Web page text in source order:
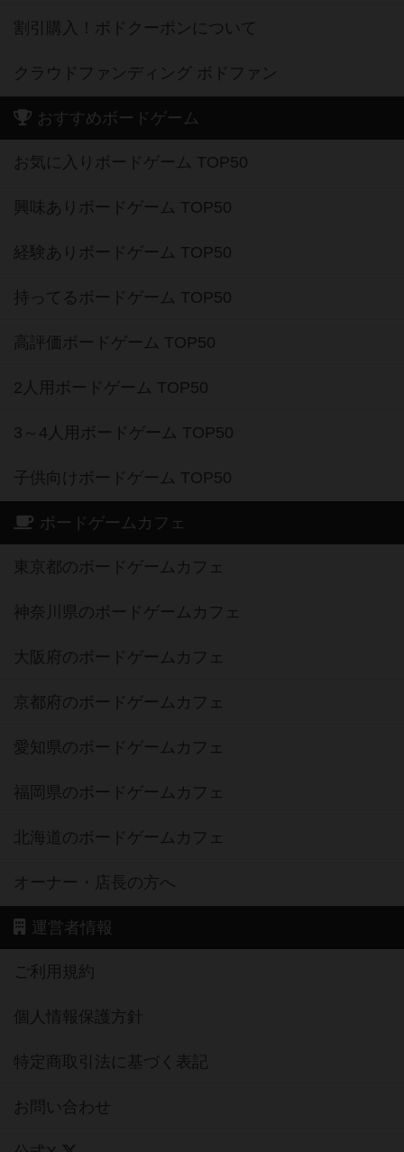
割引購入！ボドクーポンについて
クラウドファンディング ボドファン
おすすめボードゲーム
お気に入りボードゲーム TOP50
興味ありボードゲーム TOP50
経験ありボードゲーム TOP50
持ってるボードゲーム TOP50
高評価ボードゲーム TOP50
2人用ボードゲーム TOP50
3～4人用ボードゲーム TOP50
子供向けボードゲーム TOP50
ボードゲームカフェ
東京都のボードゲームカフェ
神奈川県のボードゲームカフェ
大阪府のボードゲームカフェ
京都府のボードゲームカフェ
愛知県のボードゲームカフェ
福岡県のボードゲームカフェ
北海道のボードゲームカフェ
オーナー・店長の方へ
運営者情報
ご利用規約
個人情報保護方針
特定商取引法に基づく表記
お問い合わせ